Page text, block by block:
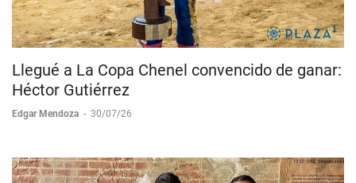
Llegué a La Copa Chenel convencido de ganar:
Héctor Gutiérrez
Edgar Mendoza - 30/07/26